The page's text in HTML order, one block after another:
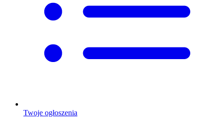
Twoje ogłoszenia